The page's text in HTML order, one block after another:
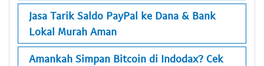
Jasa Tarik Saldo PayPal ke Dana & Bank
Lokal Murah Aman
Amankah Simpan Bitcoin di Indodax? Cek